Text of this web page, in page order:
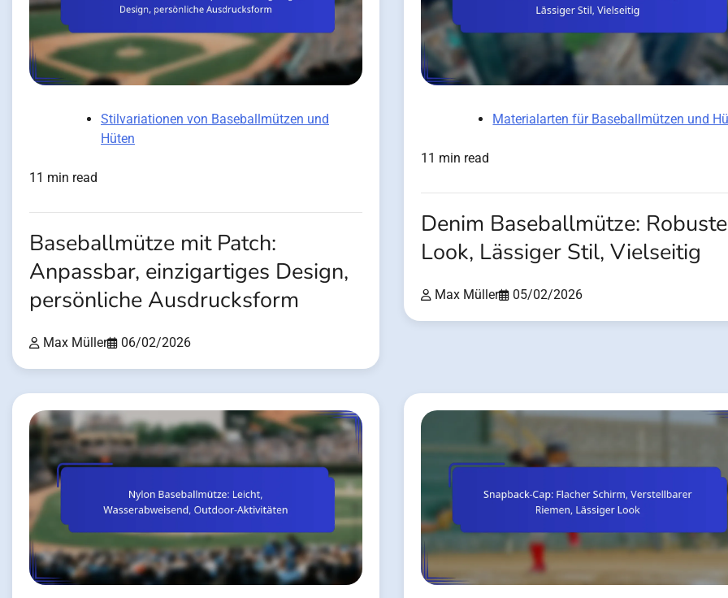
Stilvariationen von Baseballmützen und
Hüten
11 min read
Baseballmütze mit Patch:
Anpassbar, einzigartiges Design,
persönliche Ausdrucksform
Max Müller 06/02/2026
Materialarten für Baseballmützen und
11 min read
Denim Baseballmütze:
Look, Lässiger Stil, Vielseitig
Max Müller 05/02/2026